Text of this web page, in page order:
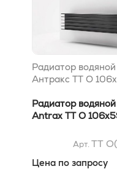
Радиатор водяной
Антракс TT O
Радиатор водяной
Antrax TT O
Арт. TT
Цена по запросу